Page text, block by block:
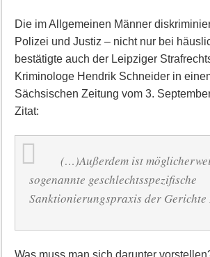
Die im Allgemeinen Männer
Polizei und Justiz – nicht nur bei
bestätigte auch der Leipziger
Kriminologe Hendrik Schneider in
Sächsischen Zeitung vom 3.
Zitat:
(…)Außerdem ist
sogenannte geschlechtsspezifische
Sanktionierungspraxis der Gerichte
Was muss man sich darunter